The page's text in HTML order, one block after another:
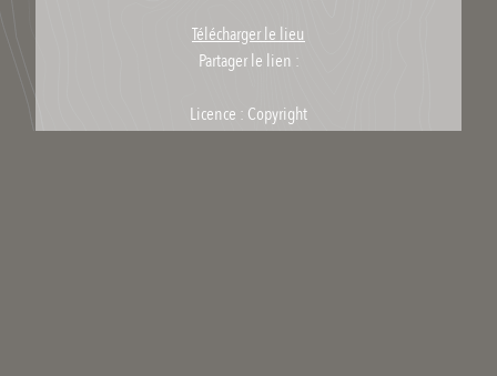
Télécharger le lieu
Partager le lien :
Licence : Copyright